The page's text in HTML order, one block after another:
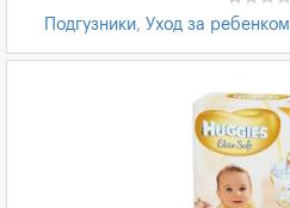
Подгузники, Уход за ребенком